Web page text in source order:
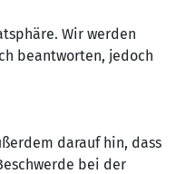
Wir werden
beantworten, jedoch
darauf hin, dass
bei der